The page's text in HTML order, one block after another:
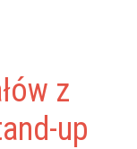
z
up